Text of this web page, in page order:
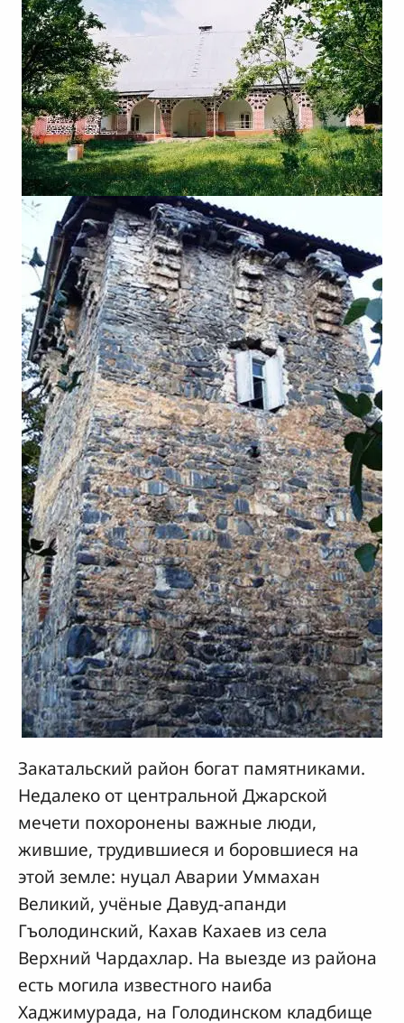
Закатальский район богат памятниками.
Недалеко от центральной Джарской
мечети похоронены важные люди,
жившие, трудившиеся и боровшиеся на
этой земле: нуцал Аварии Уммахан
Великий, учёные Давуд-апанди
Гъолодинский, Кахав Кахаев из села
Верхний Чардахлар. На выезде из района
есть могила известного наиба
Хаджимурада, на Голодинском кладбище